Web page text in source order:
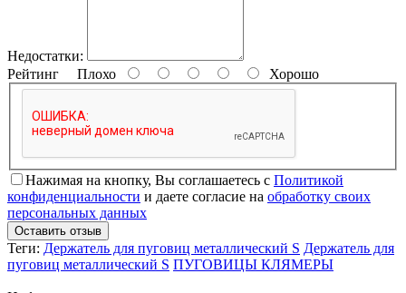
Недостатки:
Рейтинг Плохо Хорошо
Нажимая на кнопку, Вы соглашаетесь с Политикой
конфиденциальности и даете согласие на обработку своих
персональных данных
Оставить отзыв
Теги: Держатель для пуговиц металлический S Держатель для
пуговиц металлический S ПУГОВИЦЫ КЛЯМЕРЫ